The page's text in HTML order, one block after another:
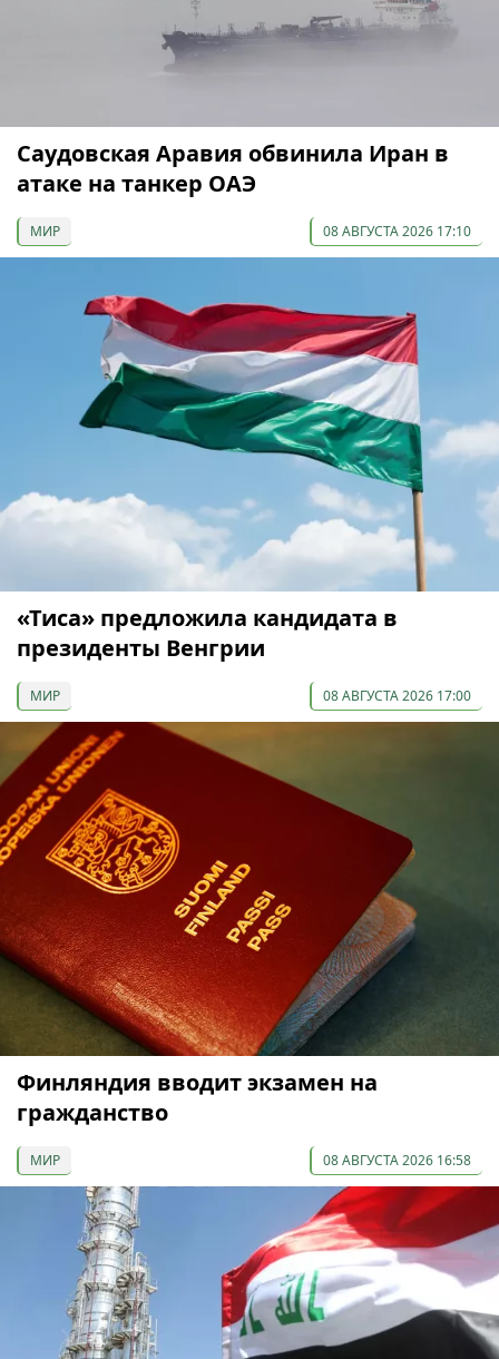
Саудовская Аравия обвинила Иран в
атаке на танкер ОАЭ
МИР 08 АВГУСТА 2026 17:10
«Тиса» предложила кандидата в
президенты Венгрии
МИР 08 АВГУСТА 2026 17:00
Финляндия вводит экзамен на
гражданство
МИР 08 АВГУСТА 2026 16:58